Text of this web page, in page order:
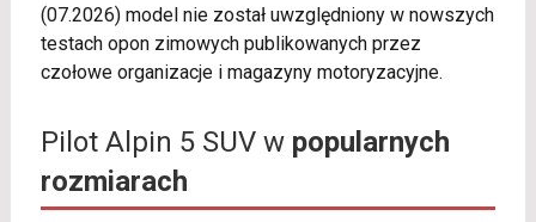
(07.2026) model nie został uwzględniony w nowszych
testach opon zimowych publikowanych przez
czołowe organizacje i magazyny motoryzacyjne.
Pilot Alpin 5 SUV w popularnych
rozmiarach